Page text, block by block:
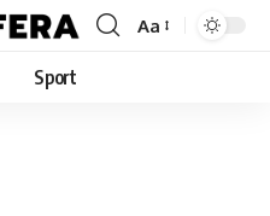
Font
Aa
Sport